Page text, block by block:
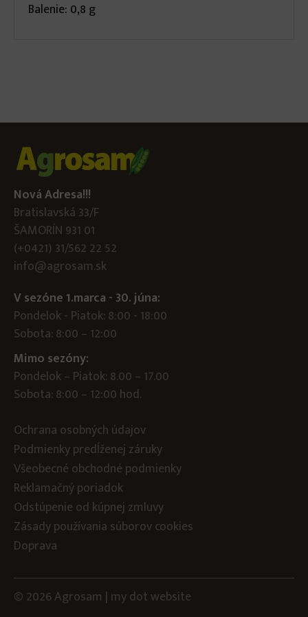
Balenie: 0,8 g
Nová Adresa!!!
Bratislavská 33/F
ŠAMORÍN 931 01
(+0421) 31/562 22 52
info@agrosam.sk
V sezóne 1.marca - 30. júna:
Pondelok - Piatok: 8:00 - 18:00
Sobota: 8:00 – 12:00
Mimo sezóny:
Pondelok – Piatok: 8.00 – 17.00
Sobota: 8:00 – 12:00 hod.
Ochrana osobných údajov
Podmienky predĺženej záruky
Všeobecné obchodné podmienky
Reklamačný poriadok
Odstúpenie od kúpnej zmluvy
Zásady používania súborov cookies
Doprava
© 2026 Agrosam | my dotwebsite